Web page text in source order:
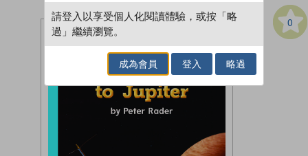
0
請登入以享受個人化閱讀體驗，或按「略
過」繼續瀏覽。
成為會員 登入 略過